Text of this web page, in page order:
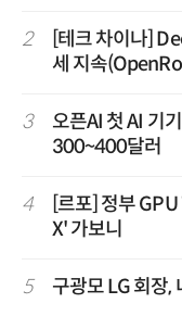
2
[테크 차이나]
세 지속
3
오픈AI 첫 AI 기
300~400달러
4
[르포] 정부
X' 가보니
5 구광모 LG 회장,